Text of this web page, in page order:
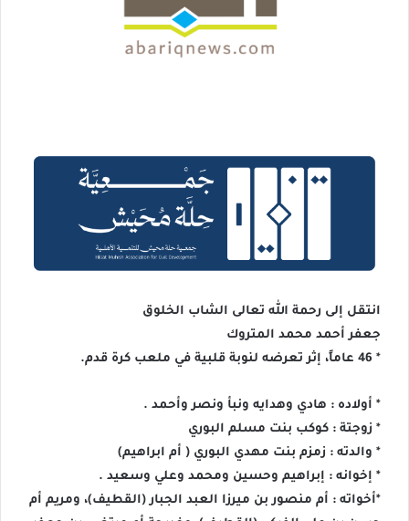
انتقل إلى رحمة الله تعالى الشاب الخلوق
جعفر أحمد محمد المتروك
* 46 عاماً، إثر تعرضه لنوبة قلبية في ملعب كرة قدم.
* أولاده : هادي وهدايه ونبأ ونصر وأحمد .
* زوجتة : كوكب بنت مسلم البوري
* والدته : زمزم بنت مهدي البوري ( أم ابراهيم)
* إخوانه : إبراهيم وحسين ومحمد وعلي وسعيد .
*أخواته : أم منصور بن ميرزا العبد الجبار (القطيف)، ومريم أم